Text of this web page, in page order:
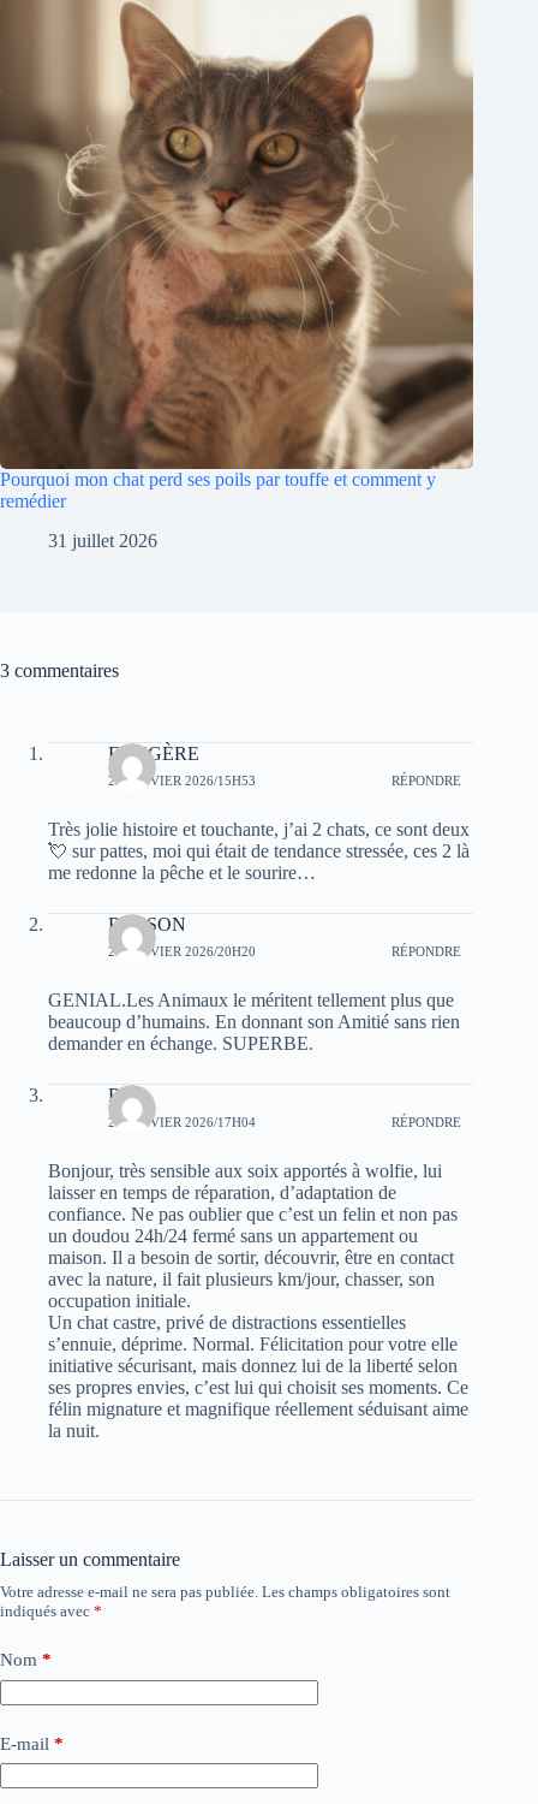
Pourquoi mon chat perd ses poils par touffe et comment y
remédier
31 juillet 2026
3 commentaires
FOUGÈRE
26 JANVIER 2026/15H53 RÉPONDRE
Très jolie histoire et touchante, j’ai 2 chats, ce sont deux
💘 sur pattes, moi qui était de tendance stressée, ces 2 là
me redonne la pêche et le sourire…
RASSON
26 JANVIER 2026/20H20 RÉPONDRE
GENIAL.Les Animaux le méritent tellement plus que
beaucoup d’humains. En donnant son Amitié sans rien
demander en échange. SUPERBE.
Rose
27 JANVIER 2026/17H04 RÉPONDRE
Bonjour, très sensible aux soix apportés à wolfie, lui
laisser en temps de réparation, d’adaptation de
confiance. Ne pas oublier que c’est un felin et non pas
un doudou 24h/24 fermé sans un appartement ou
maison. Il a besoin de sortir, découvrir, être en contact
avec la nature, il fait plusieurs km/jour, chasser, son
occupation initiale.
Un chat castre, privé de distractions essentielles
s’ennuie, déprime. Normal. Félicitation pour votre elle
initiative sécurisant, mais donnez lui de la liberté selon
ses propres envies, c’est lui qui choisit ses moments. Ce
félin mignature et magnifique réellement séduisant aime
la nuit.
Laisser un commentaire
Votre adresse e-mail ne sera pas publiée. Les champs obligatoires sont
indiqués avec *
Nom *
E-mail *